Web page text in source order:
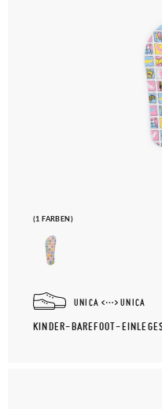
(1 FARBEN)
UNICA UNICA
KINDER-BAREFOOT-